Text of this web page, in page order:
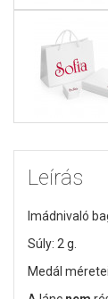
Leírás
Imádnivaló
Súly: 2 g.
Medál